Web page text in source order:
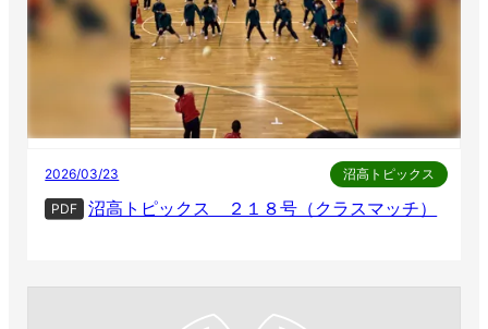
2026/03/23 沼高トピックス
PDF 沼高トピックス ２１８号（クラスマッチ）